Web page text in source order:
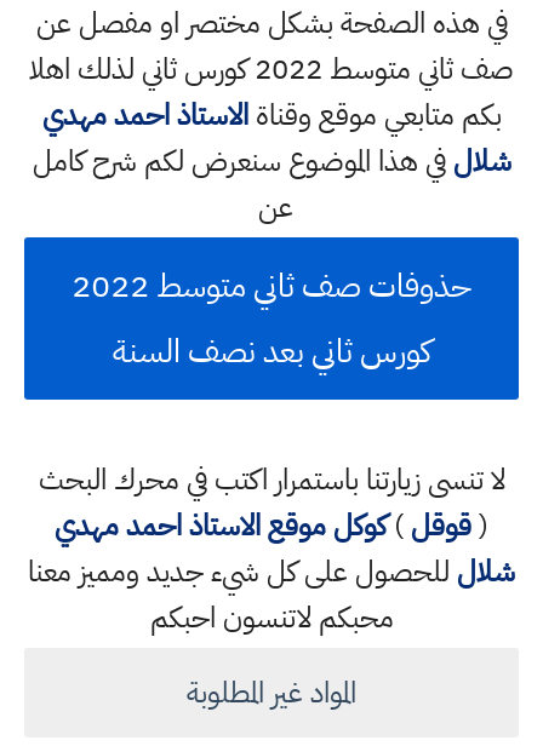
في هذه الصفحة بشكل مختصر او مفصل عن
صف ثاني متوسط 2022 كورس ثاني لذلك اهلا
بكم متابعي موقع وقناةالاستاذ احمد مهدي
شلالفي هذا الموضوع سنعرض لكم شرح كامل
عن
حذوفات صف ثاني متوسط 2022
كورس ثاني بعد نصف السنة
لا تنسى زيارتنا باستمرار اكتب في محرك البحث
(قوقل)كوكلموقع الاستاذ احمد مهدي
شلال للحصول على كل شيء جديد ومميز معنا
محبكم لاتنسون احبكم
المواد غير المطلوبة